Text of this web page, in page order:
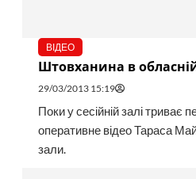
ВІДЕО
Штовханина в
29/03/2013 15:19
Поки у сесійній залі триває
оперативне відео Тараса
зали.